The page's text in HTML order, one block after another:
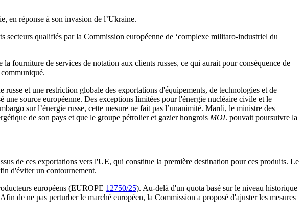
en réponse à son invasion de l’Ukraine.
secteurs qualifiés par la Commission européenne de ‘complexe militaro-industriel du
fourniture de services de notation aux clients russes, ce qui aurait pour conséquence de
et une restriction globale des exportations d'équipements, de technologies et de
une source européenne. Des exceptions limitées pour l'énergie nucléaire civile et le
sur l’énergie russe, cette mesure ne fait pas l’unanimité. Mardi, le ministre des
de son pays et que le groupe pétrolier et gazier hongrois MOL pouvait poursuivre la
de ces exportations vers l'UE, qui constitue la première destination pour ces produits. Le
d'éviter un contournement.
européens (EUROPE 12750/25). Au-delà d'un quota basé sur le niveau historique
de ne pas perturber le marché européen, la Commission a proposé d'ajuster les mesures